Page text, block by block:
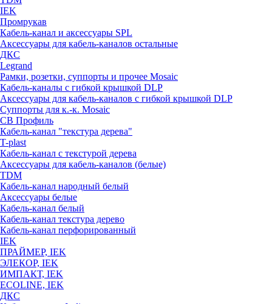
IEK
Промрукав
Кабель-канал и аксессуары SPL
Аксессуары для кабель-каналов остальные
ДКС
Legrand
Рамки, розетки, суппорты и прочее Mosaic
Кабель-каналы с гибкой крышкой DLP
Аксессуары для кабель-каналов с гибкой крышкой DLP
Суппорты для к.-к. Mosaic
СВ Профиль
Кабель-канал "текстура дерева"
T-plast
Кабель-канал с текстурой дерева
Аксессуары для кабель-каналов (белые)
TDM
Кабель-канал народный белый
Аксессуары белые
Кабель-канал белый
Кабель-канал текстура дерево
Кабель-канал перфорированный
IEK
ПРАЙМЕР, IEK
ЭЛЕКОР, IEK
ИМПАКТ, IEK
ECOLINE, IEK
ДКС